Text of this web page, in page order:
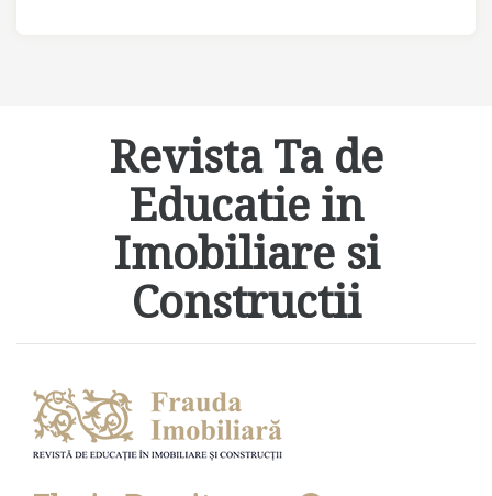
Revista Ta de
Educatie in
Imobiliare si
Constructii